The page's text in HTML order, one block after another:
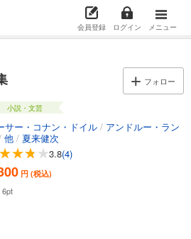
会員登録 ログイン メニュー
フォロー
小説・文芸
サー・コナン・ドイル / アンドルー・ラン
他 / 夏来健次
3.8(4)
円 (税込)
6pt